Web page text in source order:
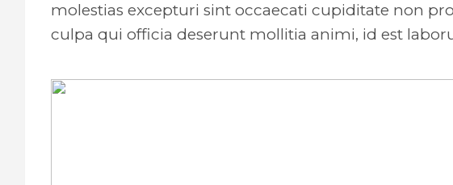
molestias excepturi sint occaecati cupiditate non
culpa qui officia deserunt mollitia animi, id est